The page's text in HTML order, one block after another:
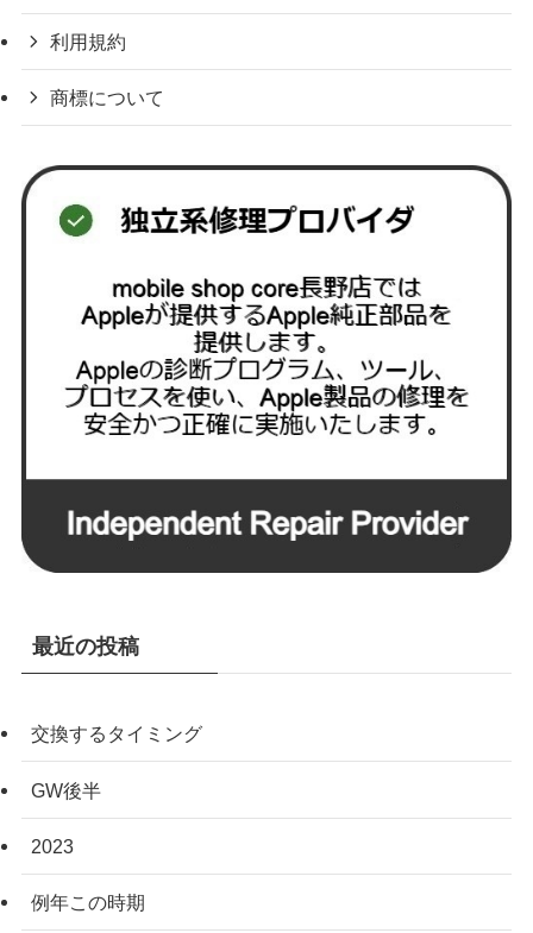
利用規約
商標について
最近の投稿
交換するタイミング
GW後半
2023
例年この時期